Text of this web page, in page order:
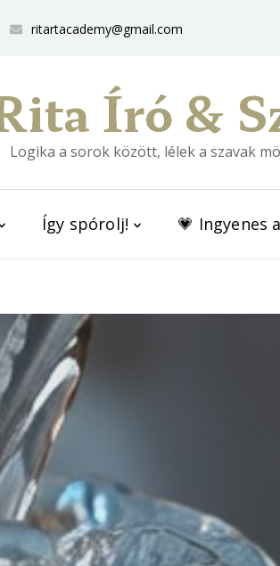
ritartacademy@gmail.com
Író &
Logika a sorok között, lélek a szavak
Így spórolj! 💗 Ingyenes